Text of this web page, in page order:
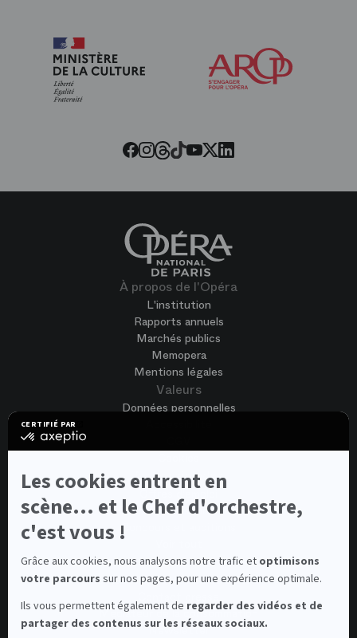
CERTIFIÉ PAR
certifié
En
plus
Axeptio
Les cookies entrent en
scène... et le Chef d'orchestre,
c'est vous !
Grâce aux cookies, nous analysons notre trafic et optimisons
votre parcours sur nos pages, pour une expérience optimale.
Ils vous permettent également de regarder des vidéos et de
partager des contenus sur les réseaux sociaux.
Facebook
Instagram
Threads
Tiktok
Youtube
Twitter
LinkedIn
À propos de l'Opéra
L'institution
Rapports annuels
Marchés publics
Memopera
Mentions légales
Valeurs
Données personnelles
Nous rejoindre
Offres d'emploi
Candidature spontanée
Concours et auditions
Contacts
Contacts spectateurs et visiteurs
Médiateur de la consommation
Newsletter